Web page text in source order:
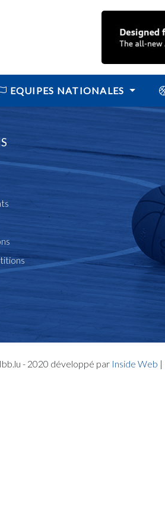
EQUIPES NATIONALES
- 2020 développé par Inside Web |